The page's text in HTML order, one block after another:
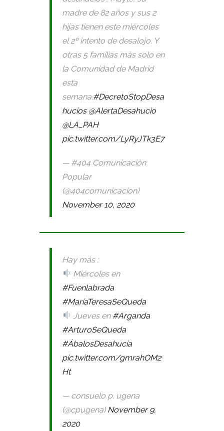
madre de 82 años y sus 2
hijas tienen este miércoles
el 2º intento de desalojo. Y
otras 5 familias más solo en
la Comunidad de Madrid
esta
semana.#DecretoStopDesa
hucios @AlertaDesahucio
@LA_PAH
pic.twitter.com/LyRyJTk3E7
— #404 Comunicación
Popular
(@404comunicacion)
November 10, 2020
Hay más :
Miércoles en
#Fuenlabrada
#MaríaTeresaSeQueda
Jueves en #Arganda
#ArturoSeQueda
#ÁbalosDesahucia
pic.twitter.com/gmrahOM2
Ht
— consuelo p. ugena
(@cpugena) November 9,
2020